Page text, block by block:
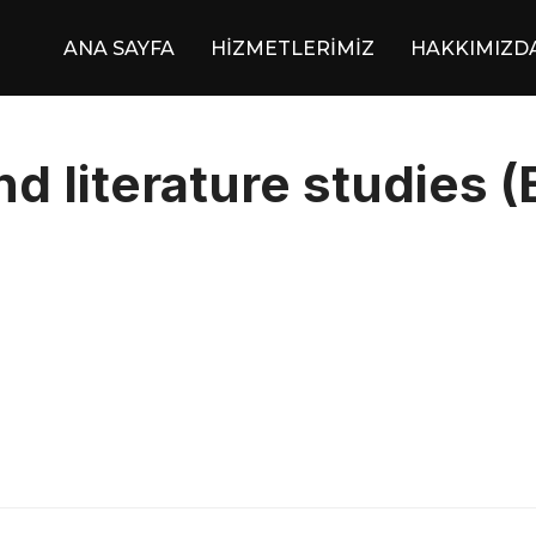
ANA SAYFA HİZMETLERİMİZ
literature studies